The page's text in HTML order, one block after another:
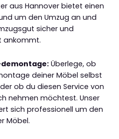
aus Hannover bietet einen
um den Umzug an und
sicher und
ankommt.
Überlege, ob
deiner Möbel selbst
ob du diesen Service von
nehmen möchtest. Unser
sich professionell um den
Möbel.